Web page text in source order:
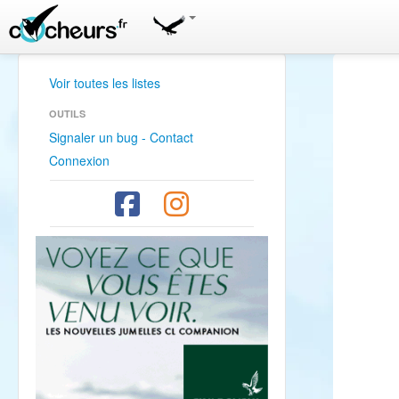
Voir toutes les listes
OUTILS
Signaler un bug - Contact
Connexion